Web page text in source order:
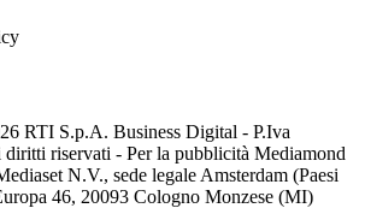
RTI S.p.A. Business Digital - P.Iva
riservati - Per la pubblicità Mediamond
N.V., sede legale Amsterdam (Paesi
46, 20093 Cologno Monzese (MI)